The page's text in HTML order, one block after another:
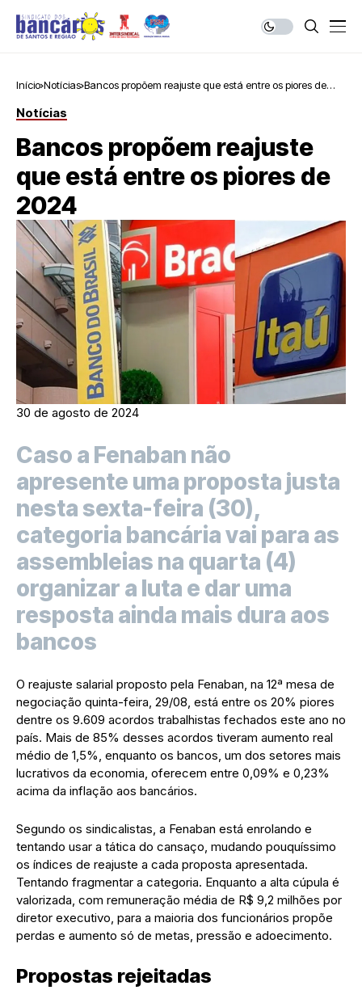
Início Notícias Bancos propõem reajuste que está entre os piores de
Notícias
Bancos propõem reajuste
que está entre os piores de
2024
30 de agosto de 2024
Caso a Fenaban não
apresente uma proposta justa
nesta sexta-feira (30),
categoria bancária vai para as
assembleias na quarta (4)
organizar a luta e dar uma
resposta ainda mais dura aos
bancos
O reajuste salarial proposto pela Fenaban, na 12ª mesa de
negociação quinta-feira, 29/08, está entre os 20% piores
dentre os 9.609 acordos trabalhistas fechados este ano no
país. Mais de 85% desses acordos tiveram aumento real
médio de 1,5%, enquanto os bancos, um dos setores mais
lucrativos da economia, oferecem entre 0,09% e 0,23%
acima da inflação aos bancários.
Segundo os sindicalistas, a Fenaban está enrolando e
tentando usar a tática do cansaço, mudando pouquíssimo
os índices de reajuste a cada proposta apresentada.
Tentando fragmentar a categoria. Enquanto a alta cúpula é
valorizada, com remuneração média de R$ 9,2 milhões por
diretor executivo, para a maioria dos funcionários propõe
perdas e aumento só de metas, pressão e adoecimento.
Propostas rejeitadas